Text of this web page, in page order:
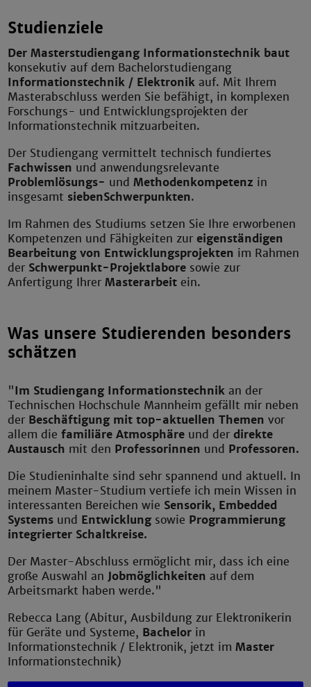
Studienziele
Der Masterstudiengang Informationstechnik baut
konsekutiv auf dem Bachelorstudiengang
Informationstechnik / Elektronik auf. Mit Ihrem
Masterabschluss werden Sie befähigt, in komplexen
Forschungs- und Entwicklungsprojekten der
Informationstechnik mitzuarbeiten.
Der Studiengang vermittelt technisch fundiertes
Fachwissen und anwendungsrelevante
Problemlösungs- und Methodenkompetenz in
insgesamt siebenSchwerpunkten.
Im Rahmen des Studiums setzen Sie Ihre erworbenen
Kompetenzen und Fähigkeiten zureigenständigen
Bearbeitung von Entwicklungsprojekten im Rahmen
der Schwerpunkt-Projektlabore sowie zur
Anfertigung IhrerMasterarbeit ein.
Was unsere Studierenden besonders
schätzen
"Im Studiengang Informationstechnik an der
Technischen Hochschule Mannheim gefällt mir neben
der Beschäftigung mit top-aktuellen Themenvor
allem die familiäre Atmosphäre und der direkte
Austausch mit den Professorinnen und Professoren.
Die Studieninhalte sind sehr spannend und aktuell. In
meinem Master-Studium vertiefe ich mein Wissen in
interessanten Bereichen wie Sensorik, Embedded
Systems und Entwicklung sowie Programmierung
integrierter Schaltkreise.
Der Master-Abschluss ermöglicht mir, dass ich eine
große Auswahl an Jobmöglichkeiten auf dem
Arbeitsmarkt haben werde."
Rebecca Lang (Abitur, Ausbildung zur Elektronikerin
für Geräte und Systeme, Bachelor in
Informationstechnik / Elektronik, jetzt imMaster
Informationstechnik)